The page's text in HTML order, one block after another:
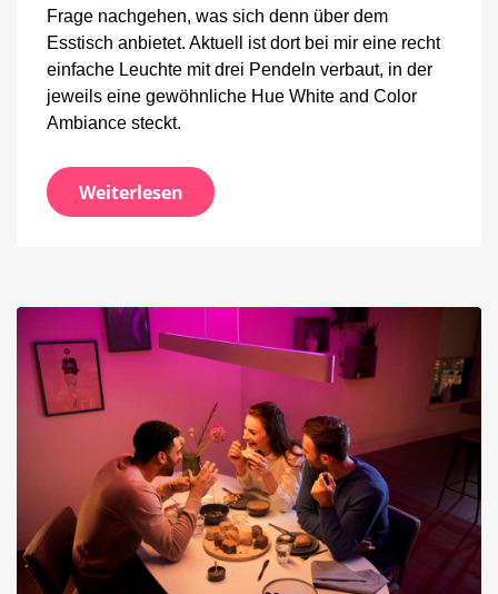
Frage nachgehen, was sich denn über dem
Esstisch anbietet. Aktuell ist dort bei mir eine recht
einfache Leuchte mit drei Pendeln verbaut, in der
jeweils eine gewöhnliche Hue White and Color
Ambiance steckt.
Weiterlesen